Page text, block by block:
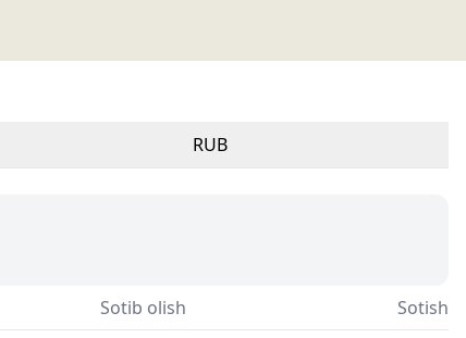
RUB
Sotib olish
Sotish